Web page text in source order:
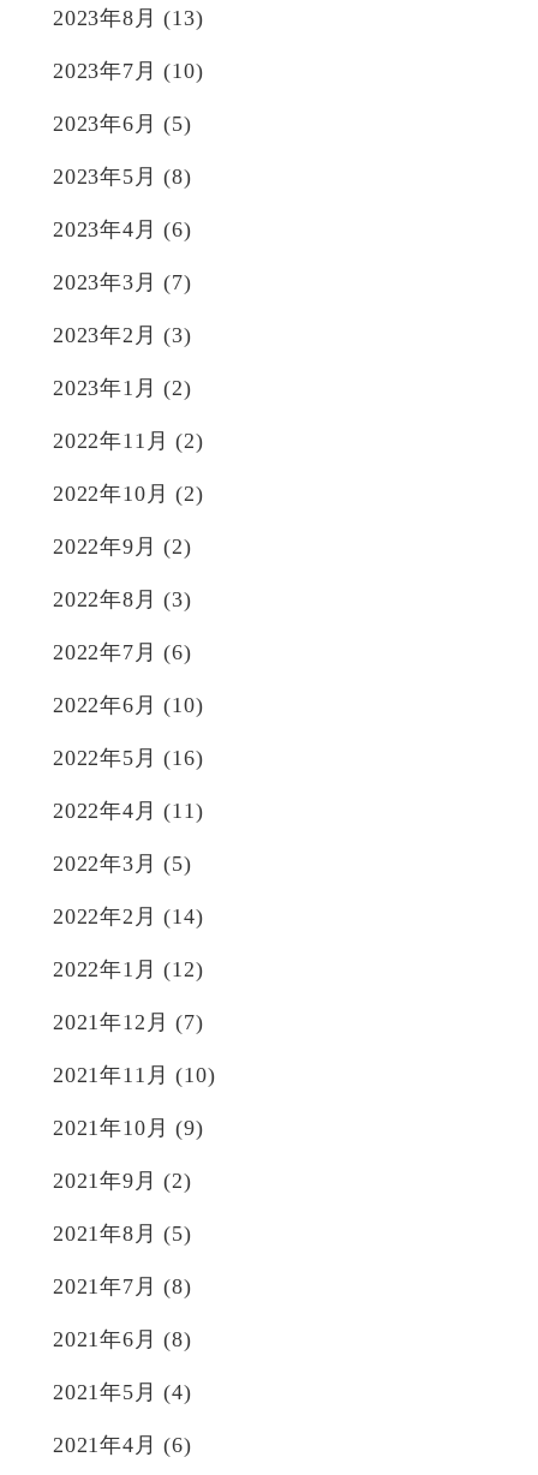
2023年8月 (13)
2023年7月 (10)
2023年6月 (5)
2023年5月 (8)
2023年4月 (6)
2023年3月 (7)
2023年2月 (3)
2023年1月 (2)
2022年11月 (2)
2022年10月 (2)
2022年9月 (2)
2022年8月 (3)
2022年7月 (6)
2022年6月 (10)
2022年5月 (16)
2022年4月 (11)
2022年3月 (5)
2022年2月 (14)
2022年1月 (12)
2021年12月 (7)
2021年11月 (10)
2021年10月 (9)
2021年9月 (2)
2021年8月 (5)
2021年7月 (8)
2021年6月 (8)
2021年5月 (4)
2021年4月 (6)